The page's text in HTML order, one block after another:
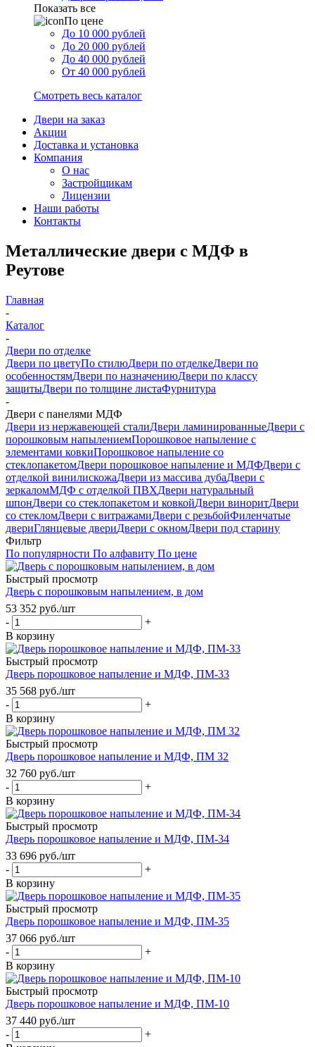
Показать все
По цене
До 10 000 рублей
До 20 000 рублей
До 40 000 рублей
От 40 000 рублей
Смотреть весь каталог
Двери на заказ
Акции
Доставка и установка
Компания
О нас
Застройщикам
Лицензии
Наши работы
Контакты
Металлические двери с МДФ в
Реутове
Главная
-
Каталог
-
Двери по отделке
Двери по цветуПо стилюДвери по отделкеДвери по
особенностямДвери по назначениюДвери по классу
защитыДвери по толщине листаФурнитура
-
Двери с панелями МДФ
Двери из нержавеющей сталиДвери ламинированныеДвери с
порошковым напылениемПорошковое напыление с
элементами ковкиПорошковое напыление со
стеклопакетомДвери порошковое напыление и МДФДвери с
отделкой винилискожаДвери из массива дубаДвери с
зеркаломМДФ с отделкой ПВХДвери натуральный
шпонДвери со стеклопакетом и ковкойДвери виноритДвери
со стекломДвери с витражамиДвери с резьбойФиленчатые
двериГлянцевые двериДвери с окномДвери под старину
Фильтр
По популярности По алфавиту По цене
Быстрый просмотр
Дверь с порошковым напылением, в дом
53 352 руб./шт
-
+
В корзину
Быстрый просмотр
Дверь порошковое напыление и МДФ, ПМ-33
35 568 руб./шт
-
+
В корзину
Быстрый просмотр
Дверь порошковое напыление и МДФ, ПМ 32
32 760 руб./шт
-
+
В корзину
Быстрый просмотр
Дверь порошковое напыление и МДФ, ПМ-34
33 696 руб./шт
-
+
В корзину
Быстрый просмотр
Дверь порошковое напыление и МДФ, ПМ-35
37 066 руб./шт
-
+
В корзину
Быстрый просмотр
Дверь порошковое напыление и МДФ, ПМ-10
37 440 руб./шт
-
+